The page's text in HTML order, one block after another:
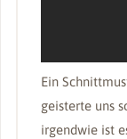
Ein
geisterte uns
irgendwie ist